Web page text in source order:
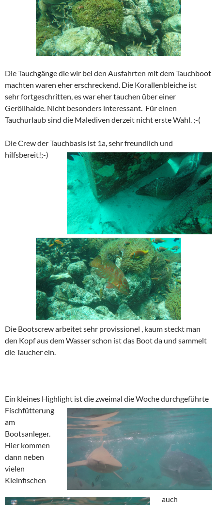
Die Tauchgänge die wir bei den Ausfahrten mit dem Tauchboot
machten waren eher erschreckend. Die Korallenbleiche ist
sehr fortgeschritten, es war eher tauchen über einer
Geröllhalde. Nicht besonders interessant. Für einen
Tauchurlaub sind die Malediven derzeit nicht erste Wahl. ;-(
Die Crew der Tauchbasis ist 1a, sehr freundlich und
hilfsbereit!;-)
Die Bootscrew arbeitet sehr provissionel , kaum steckt man
den Kopf aus dem Wasser schon ist das Boot da und sammelt
die Taucher ein.
Ein kleines Highlight ist die zweimal die Woche durchgeführte
Fischfütterung
am
Bootsanleger.
Hier kommen
dann neben
vielen
Kleinfischen
auch